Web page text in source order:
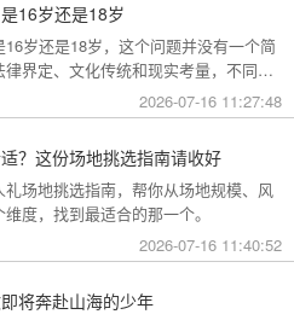
16岁还是18岁
岁还是18岁，这个问题并没有一个简
界定、文化传统和现实考量，不同的
2026-07-16 11:27:48
？这份场地挑选指南请收好
场地挑选指南，帮你从场地规模、风
度，找到最适合的那一个。
2026-07-16 11:40:52
将奔赴山海的少年